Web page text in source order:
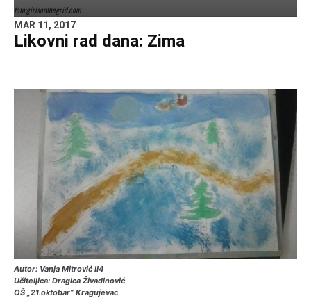
foto:girlsonthegrid.com
MAR 11, 2017
Likovni rad dana: Zima
Autor: Vanja Mitrović II4
Učiteljica: Dragica Živadinović
OŠ „21.oktobar“ Kragujevac